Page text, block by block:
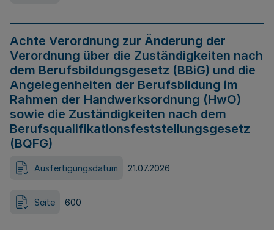
Achte Verordnung zur Änderung der
Verordnung über die Zuständigkeiten nach
dem Berufsbildungsgesetz (BBiG) und die
Angelegenheiten der Berufsbildung im
Rahmen der Handwerksordnung (HwO)
sowie die Zuständigkeiten nach dem
Berufsqualifikationsfeststellungsgesetz
(BQFG)
Ausfertigungsdatum 21.07.2026
Seite 600